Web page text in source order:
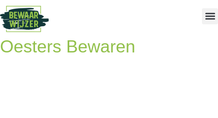
Oesters Bewaren